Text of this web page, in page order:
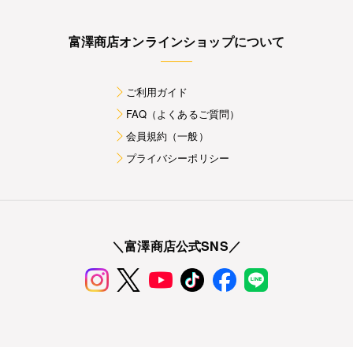
富澤商店オンラインショップについて
ご利用ガイド
FAQ（よくあるご質問）
会員規約（一般）
プライバシーポリシー
＼富澤商店公式SNS／